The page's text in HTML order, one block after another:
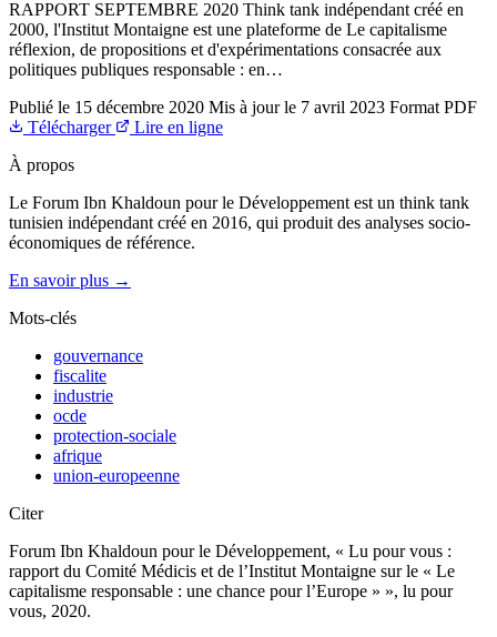
RAPPORT SEPTEMBRE 2020 Think tank indépendant créé en
2000, l'Institut Montaigne est une plateforme de Le capitalisme
réflexion, de propositions et d'expérimentations consacrée aux
politiques publiques responsable : en…
Publié le 15 décembre 2020 Mis à jour le 7 avril 2023 Format PDF
Télécharger
Lire en ligne
À propos
Le Forum Ibn Khaldoun pour le Développement est un think tank
tunisien indépendant créé en 2016, qui produit des analyses socio-
économiques de référence.
En savoir plus →
Mots-clés
gouvernance
fiscalite
industrie
ocde
protection-sociale
afrique
union-europeenne
Citer
Forum Ibn Khaldoun pour le Développement, « Lu pour vous :
rapport du Comité Médicis et de l’Institut Montaigne sur le « Le
capitalisme responsable : une chance pour l’Europe » », lu pour
vous, 2020.